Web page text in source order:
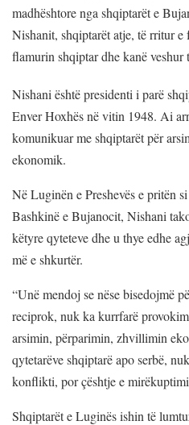
madhështore nga shqiptarët e
Nishanit, shqiptarët atje, të rritur
flamurin shqiptar dhe kanë
Nishani është presidenti i parë
Enver Hoxhës në vitin 1948. Ai
komunikuar me shqiptarët për
ekonomik.
Në Luginën e Preshevës e pritën
Bashkinë e Bujanocit, Nishani
këtyre qyteteve dhe u thye edhe
më e shkurtër.
“Unë mendoj se nëse bisedojmë
reciprok, nuk ka kurrfarë
arsimin, përparimin, zhvillimin
qytetarëve shqiptarë apo serbë,
konflikti, por çështje e
Shqiptarët e Luginës ishin të